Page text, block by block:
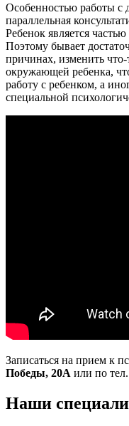
Особенностью работы с
параллельная
Ребенок является
Поэтому бывает
причинах, изменить
окружающей ребенка,
работу с ребенком, а
специальной
Записаться на прием к
Победы, 20А или по
Наши